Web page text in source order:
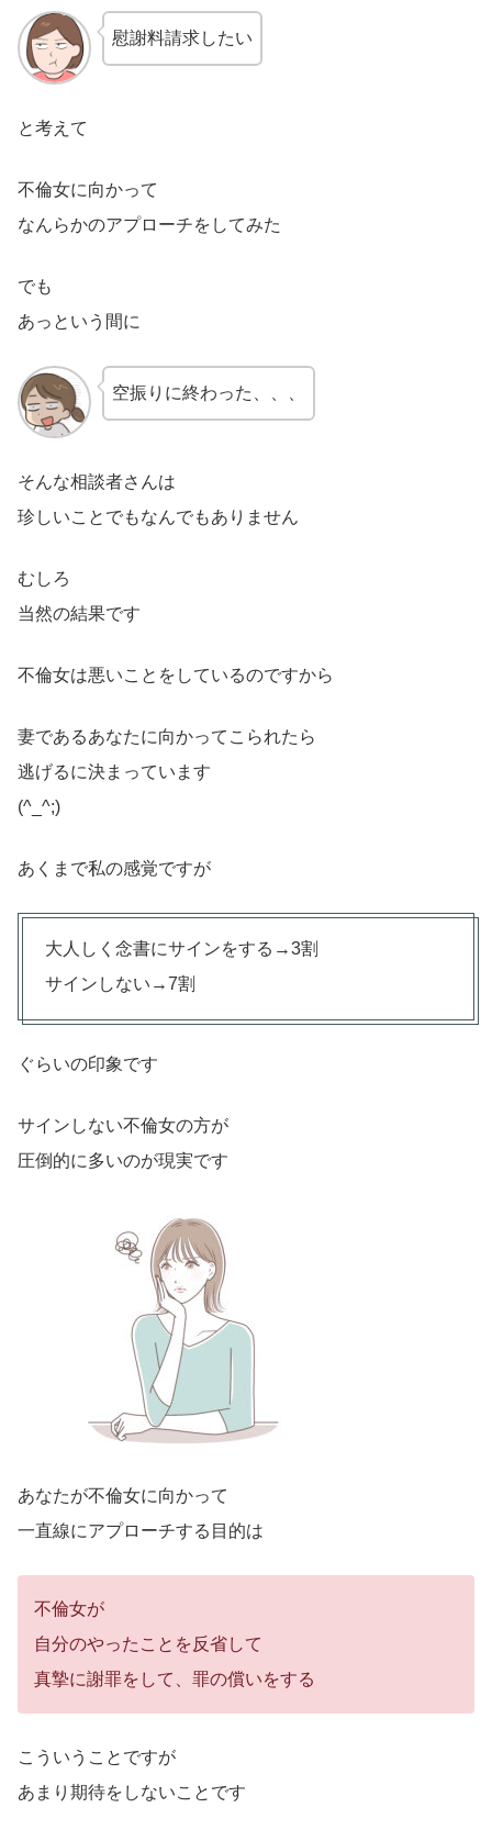
慰謝料請求したい
と考えて
不倫女に向かって
なんらかのアプローチをしてみた
でも
あっという間に
空振りに終わった、、、
そんな相談者さんは
珍しいことでもなんでもありません
むしろ
当然の結果です
不倫女は悪いことをしているのですから
妻であるあなたに向かってこられたら
逃げるに決まっています
(^_^;)
あくまで私の感覚ですが
大人しく念書にサインをする→3割
サインしない→7割
ぐらいの印象です
サインしない不倫女の方が
圧倒的に多いのが現実です
あなたが不倫女に向かって
一直線にアプローチする目的は
不倫女が
自分のやったことを反省して
真摯に謝罪をして、罪の償いをする
こういうことですが
あまり期待をしないことです